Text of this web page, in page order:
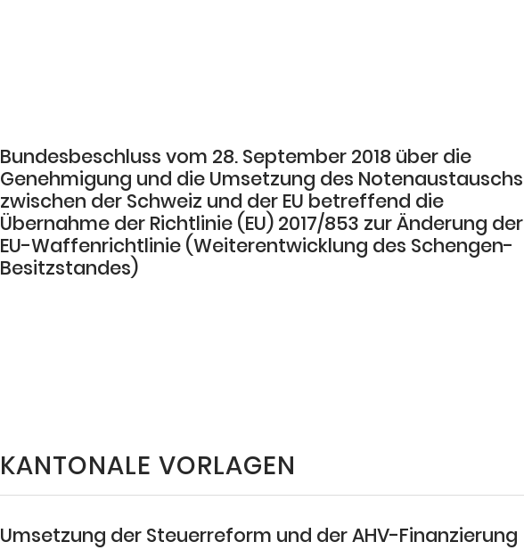
Bundesbeschluss vom 28. September 2018 über die
Genehmigung und die Umsetzung des Notenaustauschs
zwischen der Schweiz und der EU betreffend die
Übernahme der Richtlinie (EU) 2017/853 zur Änderung der
EU-Waffenrichtlinie (Weiterentwicklung des Schengen-
Besitzstandes)
KANTONALE VORLAGEN
Umsetzung der Steuerreform und der AHV-Finanzierung